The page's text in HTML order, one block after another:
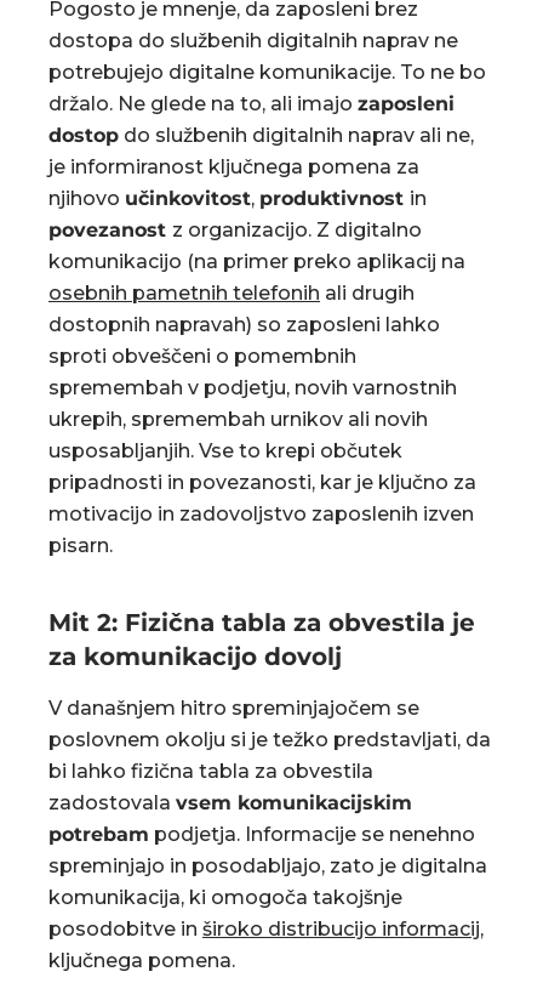
Pogosto je mnenje, da zaposleni brez
dostopa do službenih digitalnih naprav ne
potrebujejo digitalne komunikacije. To ne bo
držalo. Ne glede na to, ali imajo zaposleni
dostop do službenih digitalnih naprav ali ne,
je informiranost ključnega pomena za
njihovo učinkovitost, produktivnost in
povezanost z organizacijo. Z digitalno
komunikacijo (na primer preko aplikacij na
osebnih pametnih telefonih ali drugih
dostopnih napravah) so zaposleni lahko
sproti obveščeni o pomembnih
spremembah v podjetju, novih varnostnih
ukrepih, spremembah urnikov ali novih
usposabljanjih. Vse to krepi občutek
pripadnosti in povezanosti, kar je ključno za
motivacijo in zadovoljstvo zaposlenih izven
pisarn.
Mit 2: Fizična tabla za obvestila je
za komunikacijo dovolj
V današnjem hitro spreminjajočem se
poslovnem okolju si je težko predstavljati, da
bi lahko fizična tabla za obvestila
zadostovala vsem komunikacijskim
potrebam podjetja. Informacije se nenehno
spreminjajo in posodabljajo, zato je digitalna
komunikacija, ki omogoča takojšnje
posodobitve in široko distribucijo informacij,
ključnega pomena.